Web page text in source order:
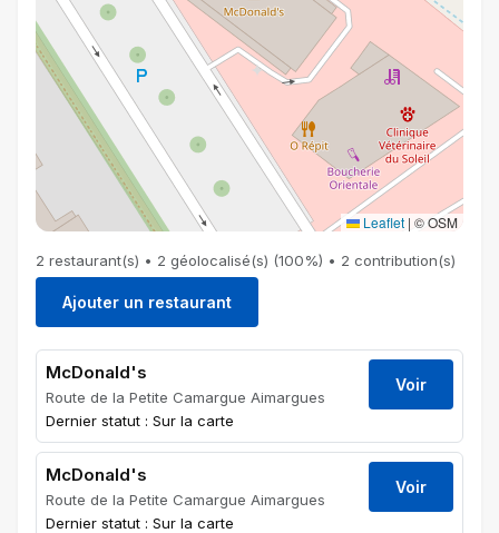
Leaflet | © OSM
2 restaurant(s) • 2 géolocalisé(s) (100%) • 2 contribution(s)
Ajouter un restaurant
McDonald's
Route de la Petite Camargue Aimargues
Dernier statut : Sur la carte
Voir
McDonald's
Route de la Petite Camargue Aimargues
Dernier statut : Sur la carte
Voir